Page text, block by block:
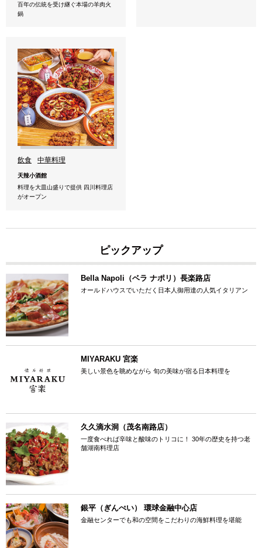
百年の伝統を受け継ぐ本場の羊肉火
鍋
飲食 中華料理
天辣小酒館
料理を大皿山盛りで提供 四川料理店
がオープン
ピックアップ
Bella Napoli（ベラ ナポリ）長楽路店
オールドハウスでいただく日本人御用達の人気イタリアン
MIYARAKU 宮楽
美しい景色を眺めながら 旬の美味が宿る日本料理を
久久滴水洞（茂名南路店）
一度食べれば辛味と酸味のトリコに！ 30年の歴史を持つ老
舗湖南料理店
銀平（ぎんぺい） 環球金融中心店
金融センターでも和の空間をこだわりの海鮮料理を堪能